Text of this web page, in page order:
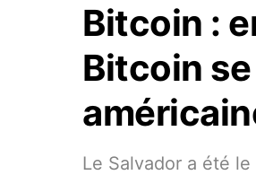
Bitcoin :
Bitcoin
Le Salvador a été